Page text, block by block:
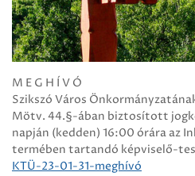
M E G H Í V Ó
Szikszó Város
Mötv. 44.§-ában biztosított
napján (kedden) 16:00 órára az
termében tartandó képviselő-
KTÜ-23-01-31-meghívó